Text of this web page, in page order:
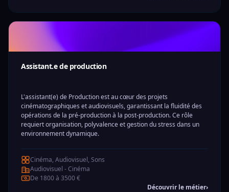
Assistant.e de production
L'assistant(e) de Production est au cœur des projets
cinématographiques et audiovisuels, garantissant la fluidité des
opérations de la pré-production à la post-production. Ce rôle
requiert organisation, polyvalence et gestion du stress dans un
environnement dynamique.
Cinéma, Audiovisuel, Sons
Audiovisuel - Cinéma
De 1800 à 3500 €
Découvrir le métier›